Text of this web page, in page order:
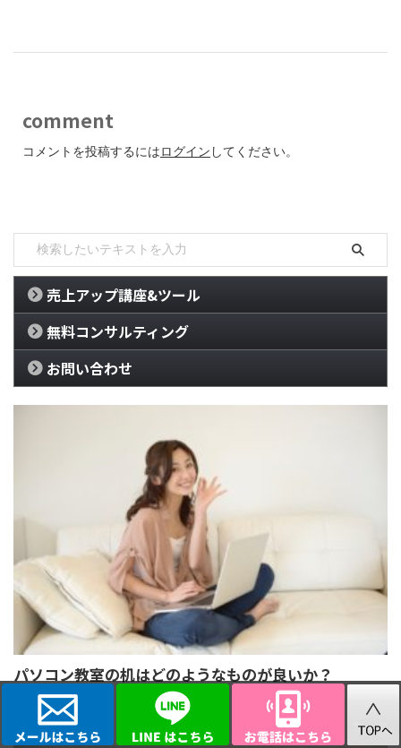
comment
コメントを投稿するにはログイン してください。
売上アップ講座&ツール
無料コンサルティング
お問い合わせ
パソコン教室の机はどのようなものが良いか？
2022/2/21